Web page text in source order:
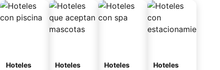
Hoteles
Hoteles
Hoteles
Hoteles